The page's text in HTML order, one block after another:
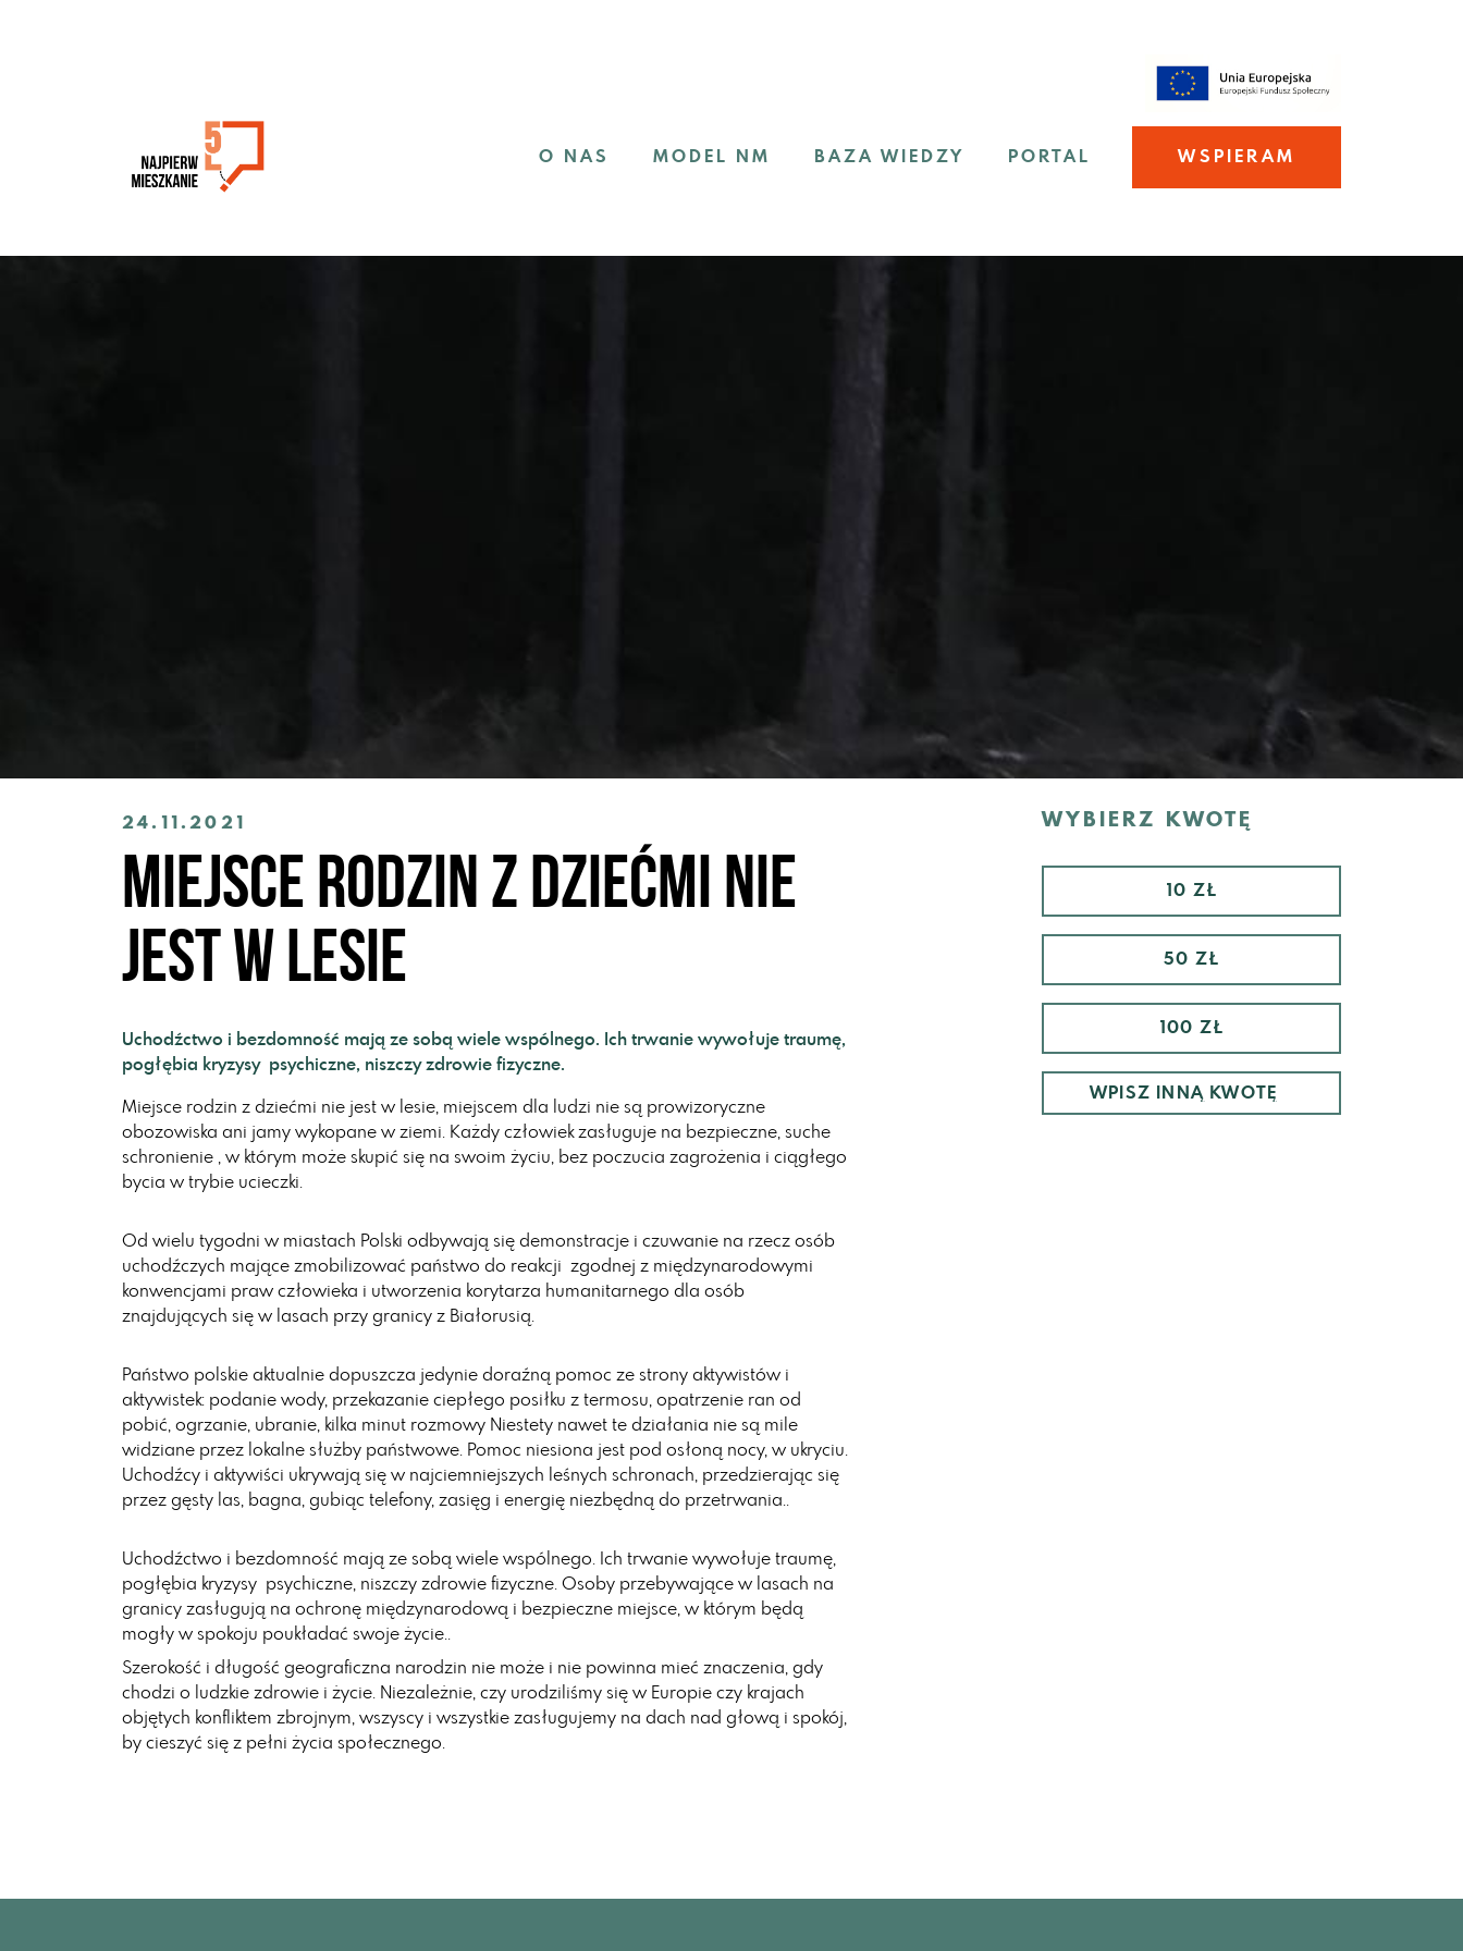
O NAS MODEL NM BAZA WIEDZY PORTAL WSPIERAM
24.11.2021
Miejsce rodzin z dziećmi nie
jest w lesie
Uchodźctwo i bezdomność mają ze sobą wiele wspólnego. Ich trwanie wywołuje traumę,
pogłębia kryzysy psychiczne, niszczy zdrowie fizyczne.
Miejsce rodzin z dziećmi nie jest w lesie, miejscem dla ludzi nie są prowizoryczne
obozowiska ani jamy wykopane w ziemi. Każdy człowiek zasługuje na bezpieczne, suche
schronienie , w którym może skupić się na swoim życiu, bez poczucia zagrożenia i ciągłego
bycia w trybie ucieczki.
Od wielu tygodni w miastach Polski odbywają się demonstracje i czuwanie na rzecz osób
uchodźczych mające zmobilizować państwo do reakcji zgodnej z międzynarodowymi
konwencjami praw człowieka i utworzenia korytarza humanitarnego dla osób
znajdujących się w lasach przy granicy z Białorusią.
Państwo polskie aktualnie dopuszcza jedynie doraźną pomoc ze strony aktywistów i
aktywistek: podanie wody, przekazanie ciepłego posiłku z termosu, opatrzenie ran od
pobić, ogrzanie, ubranie, kilka minut rozmowy Niestety nawet te działania nie są mile
widziane przez lokalne służby państwowe. Pomoc niesiona jest pod osłoną nocy, w ukryciu.
Uchodźcy i aktywiści ukrywają się w najciemniejszych leśnych schronach, przedzierając się
przez gęsty las, bagna, gubiąc telefony, zasięg i energię niezbędną do przetrwania..
Uchodźctwo i bezdomność mają ze sobą wiele wspólnego. Ich trwanie wywołuje traumę,
pogłębia kryzysy psychiczne, niszczy zdrowie fizyczne. Osoby przebywające w lasach na
granicy zasługują na ochronę międzynarodową i bezpieczne miejsce, w którym będą
mogły w spokoju poukładać swoje życie..
Szerokość i długość geograficzna narodzin nie może i nie powinna mieć znaczenia, gdy
chodzi o ludzkie zdrowie i życie. Niezależnie, czy urodziliśmy się w Europie czy krajach
objętych konfliktem zbrojnym, wszyscy i wszystkie zasługujemy na dach nad głową i spokój,
by cieszyć się z pełni życia społecznego.
WYBIERZ KWOTĘ
10 ZŁ
50 ZŁ
100 ZŁ